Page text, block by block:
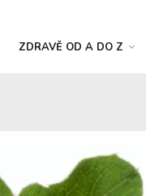
ZDRAVĚ OD A DO Z